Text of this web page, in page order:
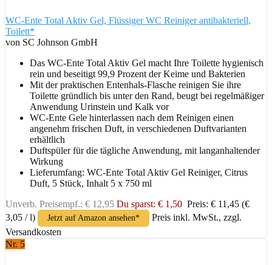
WC-Ente Total Aktiv Gel, Flüssiger WC Reiniger antibakteriell,
Toilett*
von SC Johnson GmbH
Das WC-Ente Total Aktiv Gel macht Ihre Toilette hygienisch
rein und beseitigt 99,9 Prozent der Keime und Bakterien
Mit der praktischen Entenhals-Flasche reinigen Sie ihre
Toilette gründlich bis unter den Rand, beugt bei regelmäßiger
Anwendung Urinstein und Kalk vor
WC-Ente Gele hinterlassen nach dem Reinigen einen
angenehm frischen Duft, in verschiedenen Duftvarianten
erhältlich
Duftspüler für die tägliche Anwendung, mit langanhaltender
Wirkung
Lieferumfang: WC-Ente Total Aktiv Gel Reiniger, Citrus
Duft, 5 Stück, Inhalt 5 x 750 ml
Unverb. Preisempf.: € 12,95 Du sparst: € 1,50 Preis: € 11,45 (€
3,05 / l)
Jetzt auf Amazon ansehen*
Preis inkl. MwSt., zzgl.
Versandkosten
Nr. 5